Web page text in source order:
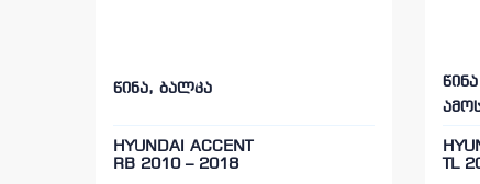
წინა, ბალკა
HYUNDAI ACCENT
RB 2010 – 2018
TL